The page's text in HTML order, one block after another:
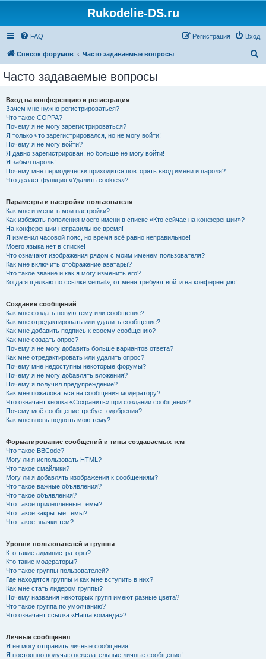
Rukodelie-DS.ru
FAQ Вход
Регистрация
Список форумов Часто задаваемые вопросы
Часто задаваемые вопросы
Вход на конференцию и регистрация
Зачем мне нужно регистрироваться?
Что такое COPPA?
Почему я не могу зарегистрироваться?
Я только что зарегистрировался, но не могу войти!
Почему я не могу войти?
Я давно зарегистрирован, но больше не могу войти!
Я забыл пароль!
Почему мне периодически приходится повторять ввод имени и пароля?
Что делает функция «Удалить cookies»?
Параметры и настройки пользователя
Как мне изменить мои настройки?
Как избежать появления моего имени в списке «Кто сейчас на конференции»?
На конференции неправильное время!
Я изменил часовой пояс, но время всё равно неправильное!
Моего языка нет в списке!
Что означают изображения рядом с моим именем пользователя?
Как мне включить отображение аватары?
Что такое звание и как я могу изменить его?
Когда я щёлкаю по ссылке «email», от меня требуют войти на конференцию!
Создание сообщений
Как мне создать новую тему или сообщение?
Как мне отредактировать или удалить сообщение?
Как мне добавить подпись к своему сообщению?
Как мне создать опрос?
Почему я не могу добавить больше вариантов ответа?
Как мне отредактировать или удалить опрос?
Почему мне недоступны некоторые форумы?
Почему я не могу добавлять вложения?
Почему я получил предупреждение?
Как мне пожаловаться на сообщения модератору?
Что означает кнопка «Сохранить» при создании сообщения?
Почему моё сообщение требует одобрения?
Как мне вновь поднять мою тему?
Форматирование сообщений и типы создаваемых тем
Что такое BBCode?
Могу ли я использовать HTML?
Что такое смайлики?
Могу ли я добавлять изображения к сообщениям?
Что такое важные объявления?
Что такое объявления?
Что такое прилепленные темы?
Что такое закрытые темы?
Что такое значки тем?
Уровни пользователей и группы
Кто такие администраторы?
Кто такие модераторы?
Что такое группы пользователей?
Где находятся группы и как мне вступить в них?
Как мне стать лидером группы?
Почему названия некоторых групп имеют разные цвета?
Что такое группа по умолчанию?
Что означает ссылка «Наша команда»?
Личные сообщения
Я не могу отправить личные сообщения!
Я постоянно получаю нежелательные личные сообщения!